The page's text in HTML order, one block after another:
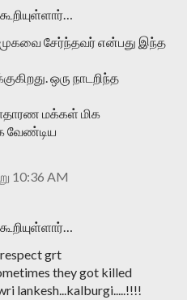
சேர்ந்தவர் என்பது இந்த
ஒரு நாடறிந்த
மக்கள் மிக
வேண்டிய
10:36 AM
grt
they got killed
lankesh...kalburgi.....!!!!